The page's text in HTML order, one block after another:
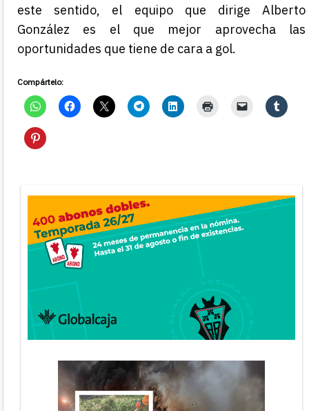
este sentido, el equipo que dirige Alberto
González es el que mejor aprovecha las
oportunidades que tiene de cara a gol.
Compártelo: